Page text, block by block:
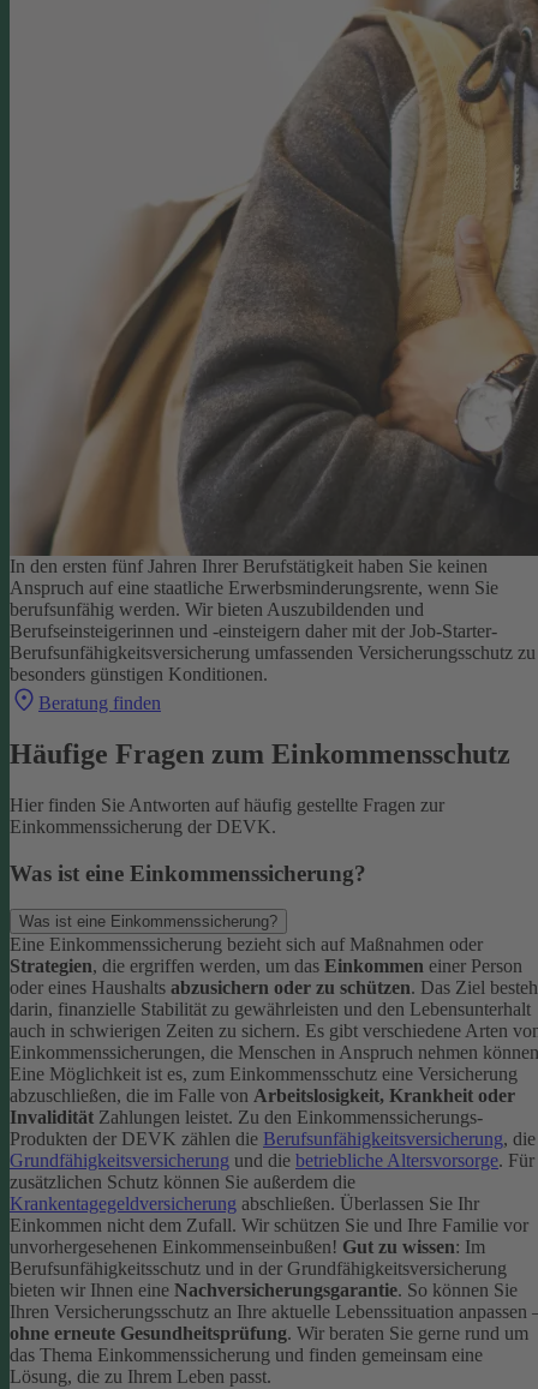
In den ersten fünf Jahren Ihrer Berufstätigkeit haben Sie keinen
Anspruch auf eine staatliche Erwerbsminderungsrente, wenn Sie
berufsunfähig werden. Wir bieten Auszubildenden und
Berufseinsteigerinnen und -einsteigern daher mit der Job-Starter-
Berufsunfähigkeitsversicherung umfassenden Versicherungsschutz zu
besonders günstigen Konditionen.
Beratung finden
Häufige Fragen zum Einkommensschutz
Hier finden Sie Antworten auf häufig gestellte Fragen zur
Einkommenssicherung der DEVK.
Was ist eine Einkommenssicherung?
Was ist eine Einkommenssicherung?
Eine Einkommenssicherung bezieht sich auf Maßnahmen oder
Strategien, die ergriffen werden, um das Einkommen einer Person
oder eines Haushalts abzusichern oder zu schützen. Das Ziel
darin, finanzielle Stabilität zu gewährleisten und den Lebensunterhalt
auch in schwierigen Zeiten zu sichern. Es gibt verschiedene Arten
Einkommenssicherungen, die Menschen in Anspruch nehmen
Eine Möglichkeit ist es, zum Einkommensschutz eine Versicherung
abzuschließen, die im Falle von Arbeitslosigkeit, Krankheit oder
Invalidität Zahlungen leistet. Zu den Einkommenssicherungs-
Produkten der DEVK zählen die Berufsunfähigkeitsversicherung, die
Grundfähigkeitsversicherung und die betriebliche Altersvorsorge. Für
zusätzlichen Schutz können Sie außerdem die
Krankentagegeldversicherung abschließen. Überlassen Sie Ihr
Einkommen nicht dem Zufall. Wir schützen Sie und Ihre Familie vor
unvorhergesehenen Einkommenseinbußen! Gut zu wissen: Im
Berufsunfähigkeitsschutz und in der Grundfähigkeitsversicherung
bieten wir Ihnen eine Nachversicherungsgarantie. So können Sie
Ihren Versicherungsschutz an Ihre aktuelle Lebenssituation anpassen
ohne erneute Gesundheitsprüfung. Wir beraten Sie gerne rund um
das Thema Einkommenssicherung und finden gemeinsam eine
Lösung, die zu Ihrem Leben passt.